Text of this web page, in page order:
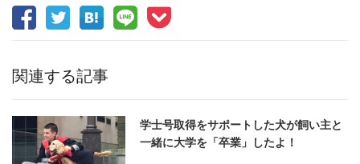
関連する記事
学士号取得をサポートした犬が飼い主と
一緒に大学を「卒業」したよ！